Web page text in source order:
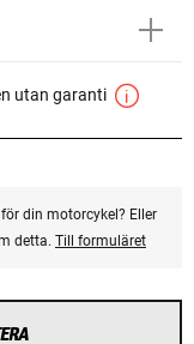
utan garanti
din motorcykel? Eller
detta. Till formuläret